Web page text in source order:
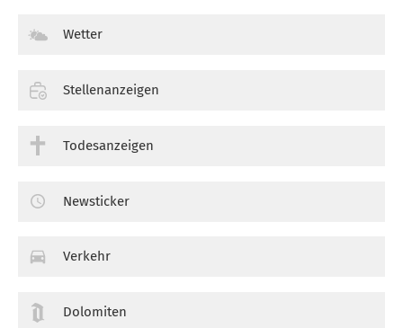
Wetter
Stellenanzeigen
Todesanzeigen
Newsticker
Verkehr
Dolomiten